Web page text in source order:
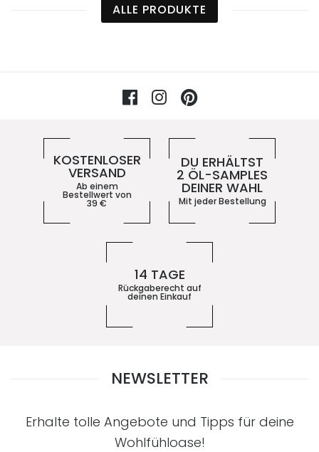
ALLE PRODUKTE
FacebookInstagram
KOSTENLOSER
VERSAND
Ab einem
Bestellwert von
39 €
DU ERHÄLTST
2 ÖL-SAMPLES
DEINER WAHL
Mit jeder Bestellung
14 TAGE
Rückgaberecht auf
deinen Einkauf
NEWSLETTER
Erhalte tolle Angebote und Tipps für deine
Wohlfühloase!